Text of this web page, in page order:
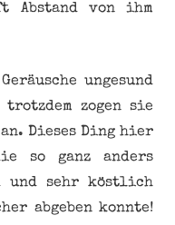
Abstand von ihm
ungesund
zogen sie
Dieses Ding hier
so ganz anders
und sehr köstlich
abgeben konnte!